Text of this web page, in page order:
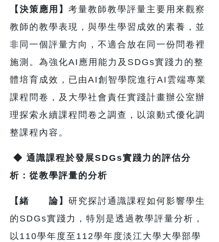
【決策應用】 考量教師教學評量主要用來觀察
教師的教學表現，與學生學習成效的素養，並
非同一個評量方向，不適合放在同一份問卷裡
施測。為強化AI應用能力及SDGs實踐力的整
體培育成效，已由AI創智學院進行AI雲端專業
課程問卷，及大學社會責任實踐計畫辦公室辦
理探索永續課程問卷之調查，以滾動式優化調
整課程內容。
◆ 通識課程於發展SDGs實踐力的評估分
析：從教學評量的分析
【緒 論】 研究探討通識課程如何影響學生
的SDGs實踐力，特別是透過教學評量分析，
以110學年度至112學年度淡江大學大學部學